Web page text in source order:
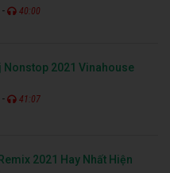
- 40:00
Nonstop 2021 Vinahouse
- 41:07
2021 Hay Nhất Hiện